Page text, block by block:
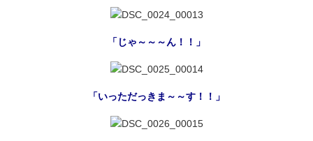
「じゃ～～～ん！！」
「いっただっきま～～す！！」